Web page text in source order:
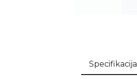
Specifikacija